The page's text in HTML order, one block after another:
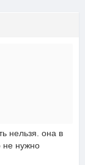
нельзя. она в
не нужно